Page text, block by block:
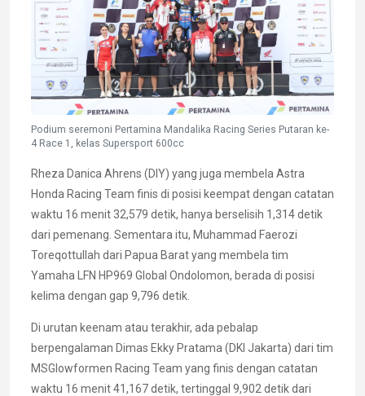
Podium seremoni Pertamina Mandalika Racing Series Putaran ke-
4 Race 1, kelas Supersport 600cc
Rheza Danica Ahrens (DIY) yang juga membela Astra
Honda Racing Team finis di posisi keempat dengan catatan
waktu 16 menit 32,579 detik, hanya berselisih 1,314 detik
dari pemenang. Sementara itu, Muhammad Faerozi
Toreqottullah dari Papua Barat yang membela tim
Yamaha LFN HP969 Global Ondolomon, berada di posisi
kelima dengan gap 9,796 detik.
Di urutan keenam atau terakhir, ada pebalap
berpengalaman Dimas Ekky Pratama (DKI Jakarta) dari tim
MSGlowformen Racing Team yang finis dengan catatan
waktu 16 menit 41,167 detik, tertinggal 9,902 detik dari